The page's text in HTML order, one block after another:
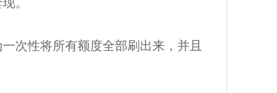
。
次性将所有额度全部刷出来，并且